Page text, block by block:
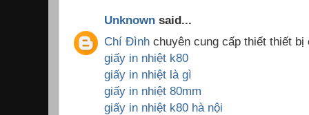
Unknown said...
Chí Đình chuyên cung cấp thiết thiết bị
giấy in nhiệt k80
giấy in nhiệt là gì
giấy in nhiệt 80mm
giấy in nhiệt k80 hà nội